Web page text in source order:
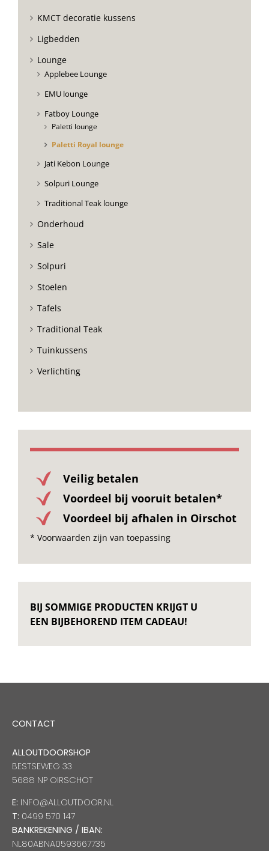
KMCT decoratie kussens
Ligbedden
Lounge
Applebee Lounge
EMU lounge
Fatboy Lounge
Paletti lounge
Paletti Royal lounge
Jati Kebon Lounge
Solpuri Lounge
Traditional Teak lounge
Onderhoud
Sale
Solpuri
Stoelen
Tafels
Traditional Teak
Tuinkussens
Verlichting
Veilig betalen
Voordeel bij vooruit betalen*
Voordeel bij afhalen in Oirschot
* Voorwaarden zijn van toepassing
BIJ SOMMIGE PRODUCTEN KRIJGT U
EEN BIJBEHOREND ITEM CADEAU!
CONTACT
ALLOUTDOORSHOP
BESTSEWEG 33
5688 NP OIRSCHOT
E: INFO@ALLOUTDOOR.NL
T: 0499 570 147
BANKREKENING / IBAN:
NL80ABNA0593667735